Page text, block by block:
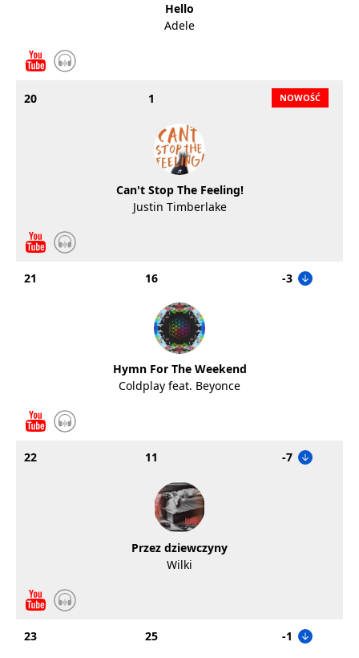
Hello
Adele
20 1
Can't Stop The Feeling!
Justin Timberlake
21 16 -3
Hymn For The Weekend
Coldplay feat. Beyonce
22 11 -7
Przez dziewczyny
Wilki
23 25 -1